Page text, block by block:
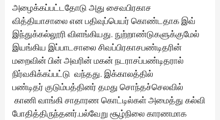
அழைக்கப்பட்டதோடு அது சைவபிரகாச
வித்தியாசாலை என பதிவுப்பெயர் கொண்டதாக இவ்
இந்துக்கல்லூரி விளங்கியது. நுற்றாண்டுகளுக்குமேல்
இயங்கிய இப்பாடசாலை சிவப்பிரகாசபண்டிதரின்
மறைவின் பின் அவரின் மகன் நடராசப்பண்டிதரால்
நிர்வகிக்கப்பட்டு வந்தது. இக்காலத்தில்
பண்டிதர் குடும்பத்தினர் தமது சொந்தச்செலவில்
காணி வாங்கி சாதாரண கொட்டில்கள் அமைத்து கல்வி
போதித்திருந்தனர்.பல்வேறு சூழ்நிலை காரணமாக